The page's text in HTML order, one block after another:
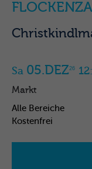
Sa 05.DEZ26
Markt
Alle Bereiche
Kostenfrei